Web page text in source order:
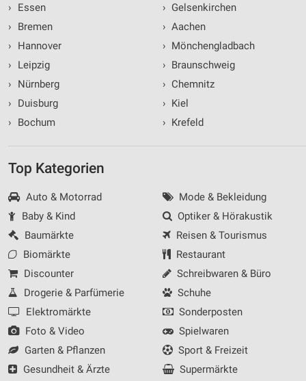
›
Essen
›
Bremen
›
Hannover
›
Leipzig
›
Nürnberg
›
Duisburg
›
Bochum
› Gelsenkirchen
› Aachen
› Mönchengladbach
› Braunschweig
› Chemnitz
› Kiel
› Krefeld
Top Kategorien
Auto & Motorrad
Baby & Kind
Baumärkte
Biomärkte
Discounter
Drogerie & Parfümerie
Elektromärkte
Foto & Video
Garten & Pflanzen
Gesundheit & Ärzte
Mode & Bekleidung
Optiker & Hörakustik
Reisen & Tourismus
Restaurant
Schreibwaren & Büro
Schuhe
Sonderposten
Spielwaren
Sport & Freizeit
Supermärkte